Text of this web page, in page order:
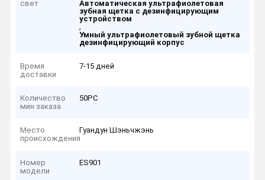
свет
Автоматическая ультрафиолетовая
зубная щетка с дезинфицирующим
устройством
,
Умный ультрафиолетовый зубной щетка
дезинфицирующий корпус
Время
доставки
7-15 дней
Количество
мин заказа
50PC
Место
происхождения
Гуандун Шэньчжэнь
Номер
модели
ES901